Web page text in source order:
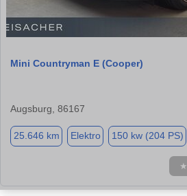
Mini Countryman E (Cooper)
Augsburg, 86167
25.646 km Elektro 150 kw (204 PS)
★